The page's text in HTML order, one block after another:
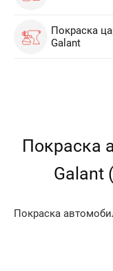
Покраска
Galant
Покраска
Galant
Покраска